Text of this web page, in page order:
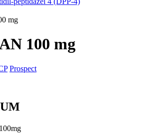
mg
100 mg
Prospect
100mg